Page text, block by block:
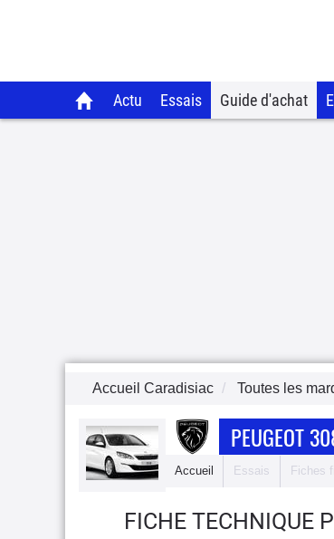
Actu Essais Guide d'achat
Accueil Caradisiac Toutes les
PEUGEOT
Accueil Essais Fiches
FICHE TECHNIQUE